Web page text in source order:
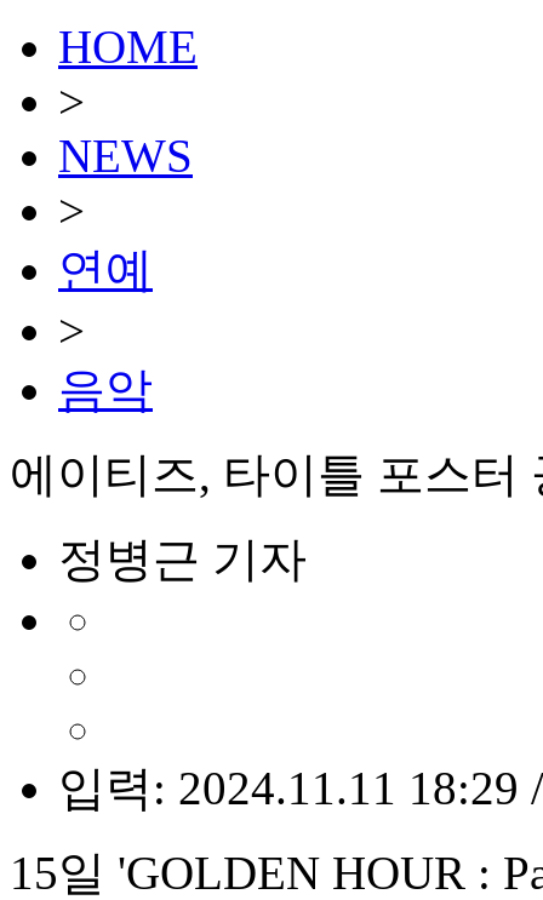
HOME
>
NEWS
>
연예
>
음악
에이티즈, 타이틀 포스
정병근 기자
입력: 2024.11.11 18:29
15일 'GOLDEN HOUR :